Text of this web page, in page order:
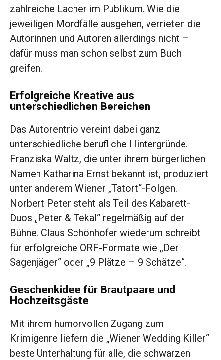
zahlreiche Lacher im Publikum. Wie die
jeweiligen Mordfälle ausgehen, verrieten die
Autorinnen und Autoren allerdings nicht –
dafür muss man schon selbst zum Buch
greifen.
Erfolgreiche Kreative aus
unterschiedlichen Bereichen
Das Autorentrio vereint dabei ganz
unterschiedliche berufliche Hintergründe.
Franziska Waltz, die unter ihrem bürgerlichen
Namen Katharina Ernst bekannt ist, produziert
unter anderem Wiener „Tatort“-Folgen.
Norbert Peter steht als Teil des Kabarett-
Duos „Peter & Tekal“ regelmäßig auf der
Bühne. Claus Schönhofer wiederum schreibt
für erfolgreiche ORF-Formate wie „Der
Sagenjäger“ oder „9 Plätze – 9 Schätze“.
Geschenkidee für Brautpaare und
Hochzeitsgäste
Mit ihrem humorvollen Zugang zum
Krimigenre liefern die „Wiener Wedding Killer“
beste Unterhaltung für alle, die schwarzen